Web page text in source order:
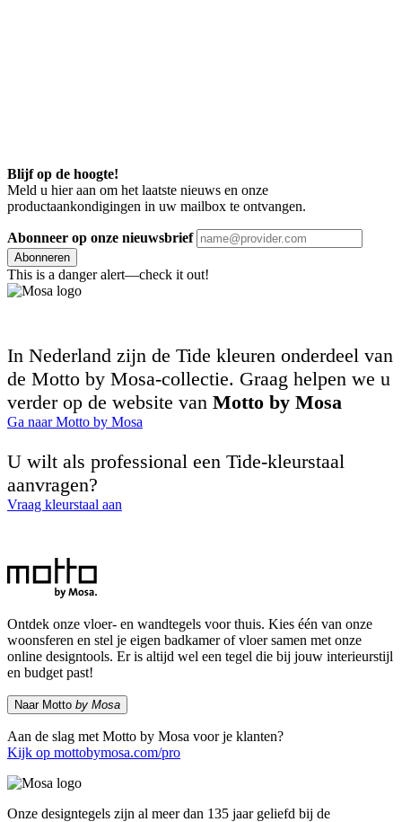
Blijf op de hoogte!
Meld u hier aan om het laatste nieuws en onze
productaankondigingen in uw mailbox te ontvangen.
Abonneer op onze nieuwsbrief
Abonneren
This is a danger alert—check it out!
In Nederland zijn de Tide kleuren onderdeel van
de Motto by Mosa-collectie. Graag helpen we u
verder op de website van Motto by Mosa
Ga naar Motto by Mosa
U wilt als professional een Tide-kleurstaal
aanvragen?
Vraag kleurstaal aan
Ontdek onze vloer- en wandtegels voor thuis. Kies één van onze
woonsferen en stel je eigen badkamer of vloer samen met onze
online designtools. Er is altijd wel een tegel die bij jouw interieurstijl
en budget past!
Naar Motto by Mosa
Aan de slag met Motto by Mosa voor je klanten?
Kijk op mottobymosa.com/pro
Onze designtegels zijn al meer dan 135 jaar geliefd bij de